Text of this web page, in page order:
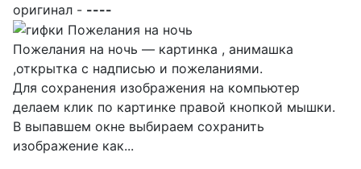
оригинал - ----
Пожелания на ночь — картинка , анимашка
,открытка с надписью и пожеланиями.
Для сохранения изображения на компьютер
делаем клик по картинке правой кнопкой мышки.
В выпавшем окне выбираем сохранить
изображение как...